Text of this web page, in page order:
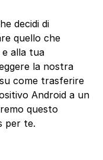
decidi di
quello che
e alla tua
la nostra
come trasferire
Android a un
questo
per te.